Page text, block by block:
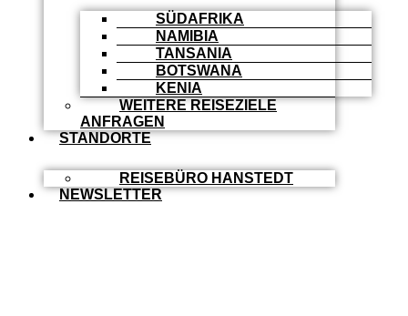
SÜDAFRIKA
NAMIBIA
TANSANIA
BOTSWANA
KENIA
WEITERE REISEZIELE
ANFRAGEN
STANDORTE
REISEBÜRO HANSTEDT
NEWSLETTER